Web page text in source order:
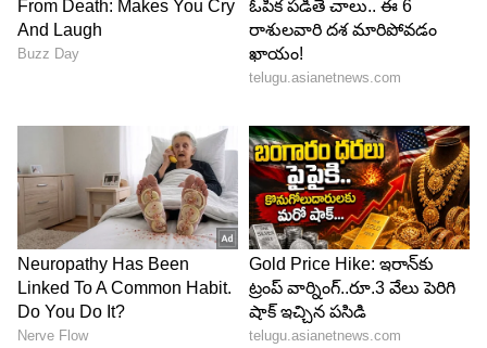
సెకండ్ హాఫ్ లో యాక్షన్ సీన్స్ కు ఫిదా అవుతున్నారు.
సుధీప్ లో కొత్త కోణాన్ని చూశామంటున్నారు.